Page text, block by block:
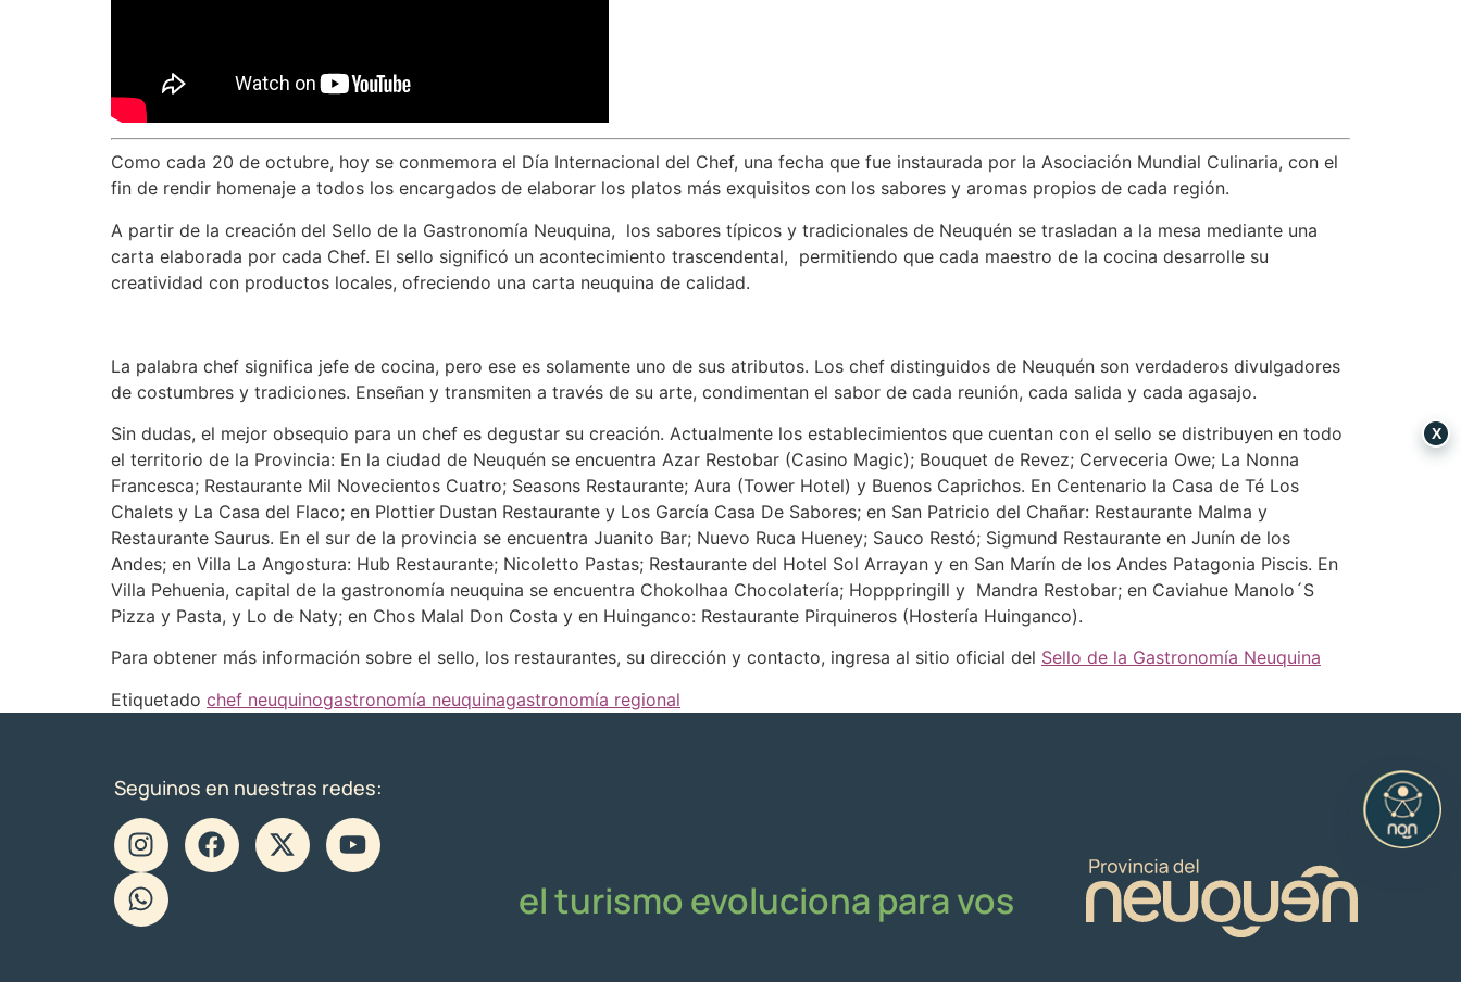
Como cada 20 de octubre, hoy se conmemora el Día Internacional del Chef, una fecha que fue instaurada por la Asociación Mundial Culinaria, con el
fin de rendir homenaje a todos los encargados de elaborar los platos más exquisitos con los sabores y aromas propios de cada región.
A partir de la creación del Sello de la Gastronomía Neuquina, los sabores típicos y tradicionales de Neuquén se trasladan a la mesa mediante una
carta elaborada por cada Chef. El sello significó un acontecimiento trascendental, permitiendo que cada maestro de la cocina desarrolle su
creatividad con productos locales, ofreciendo una carta neuquina de calidad.
La palabra chef significa jefe de cocina, pero ese es solamente uno de sus atributos. Los chef distinguidos de Neuquén son verdaderos divulgadores
de costumbres y tradiciones. Enseñan y transmiten a través de su arte, condimentan el sabor de cada reunión, cada salida y cada agasajo.
Sin dudas, el mejor obsequio para un chef es degustar su creación. Actualmente los establecimientos que cuentan con el sello se distribuyen en todo
el territorio de la Provincia: En la ciudad de Neuquén se encuentra Azar Restobar (Casino Magic); Bouquet de Revez; Cerveceria Owe; La Nonna
Francesca; Restaurante Mil Novecientos Cuatro; Seasons Restaurante; Aura (Tower Hotel) y Buenos Caprichos. En Centenario la Casa de Té Los
Chalets y La Casa del Flaco; en Plottier Dustan Restaurante y Los García Casa De Sabores; en San Patricio del Chañar: Restaurante Malma y
Restaurante Saurus. En el sur de la provincia se encuentra Juanito Bar; Nuevo Ruca Hueney; Sauco Restó; Sigmund Restaurante en Junín de los
Andes; en Villa La Angostura: Hub Restaurante; Nicoletto Pastas; Restaurante del Hotel Sol Arrayan y en San Marín de los Andes Patagonia Piscis. En
Villa Pehuenia, capital de la gastronomía neuquina se encuentra Chokolhaa Chocolatería; Hopppringill y Mandra Restobar; en Caviahue Manolo´S
Pizza y Pasta, y Lo de Naty; en Chos Malal Don Costa y en Huinganco: Restaurante Pirquineros (Hostería Huinganco).
Para obtener más información sobre el sello, los restaurantes, su dirección y contacto, ingresa al sitio oficial del Sello de la Gastronomía Neuquina
Etiquetado chef neuquinogastronomía neuquinagastronomía regional
Seguinos en nuestras redes:
el turismo evoluciona para vos
X